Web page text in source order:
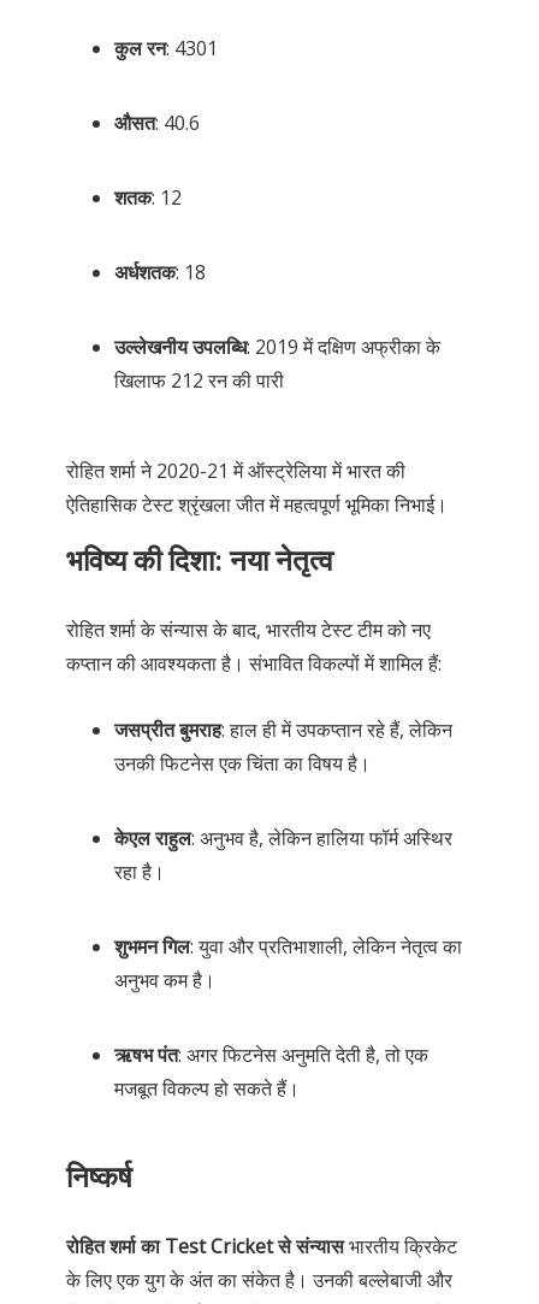
कुल रन: 4301
औसत: 40.6
शतक: 12
अर्धशतक: 18
उल्लेखनीय उपलब्धि: 2019 में दक्षिण अफ्रीका के
खिलाफ 212 रन की पारी
रोहित शर्मा ने 2020-21 में ऑस्ट्रेलिया में भारत की
ऐतिहासिक टेस्ट श्रृंखला जीत में महत्वपूर्ण भूमिका निभाई।
भविष्य की दिशा: नया नेतृत्व
रोहित शर्मा के संन्यास के बाद, भारतीय टेस्ट टीम को नए
कप्तान की आवश्यकता है। संभावित विकल्पों में शामिल हैं:
जसप्रीत बुमराह: हाल ही में उपकप्तान रहे हैं, लेकिन
उनकी फिटनेस एक चिंता का विषय है।
केएल राहुल: अनुभव है, लेकिन हालिया फॉर्म अस्थिर
रहा है।
शुभमन गिल: युवा और प्रतिभाशाली, लेकिन नेतृत्व का
अनुभव कम है।
ऋषभ पंत: अगर फिटनेस अनुमति देती है, तो एक
मजबूत विकल्प हो सकते हैं।
निष्कर्ष
रोहित शर्मा का Test Cricket से संन्यासभारतीय क्रिकेट
के लिए एक युग के अंत का संकेत है। उनकी बल्लेबाजी और